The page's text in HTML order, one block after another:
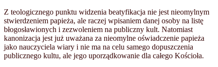
Z teologicznego punktu widzenia beatyfikacja nie jest nieomylnym
stwierdzeniem papieża, ale raczej wpisaniem danej osoby na listę
błogosławionych i zezwoleniem na publiczny kult. Natomiast
kanonizacja jest już uważana za nieomylne oświadczenie papieża
jako nauczyciela wiary i nie ma na celu samego dopuszczenia
publicznego kultu, ale jego uporządkowanie dla całego Kościoła.